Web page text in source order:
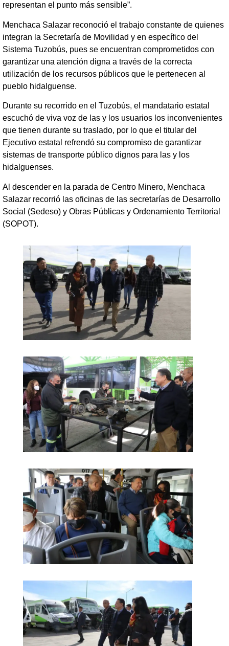
representan el punto más sensible”.
Menchaca Salazar reconoció el trabajo constante de quienes
integran la Secretaría de Movilidad y en específico del
Sistema Tuzobús, pues se encuentran comprometidos con
garantizar una atención digna a través de la correcta
utilización de los recursos públicos que le pertenecen al
pueblo hidalguense.
Durante su recorrido en el Tuzobús, el mandatario estatal
escuchó de viva voz de las y los usuarios los inconvenientes
que tienen durante su traslado, por lo que el titular del
Ejecutivo estatal refrendó su compromiso de garantizar
sistemas de transporte público dignos para las y los
hidalguenses.
Al descender en la parada de Centro Minero, Menchaca
Salazar recorrió las oficinas de las secretarías de Desarrollo
Social (Sedeso) y Obras Públicas y Ordenamiento Territorial
(SOPOT).